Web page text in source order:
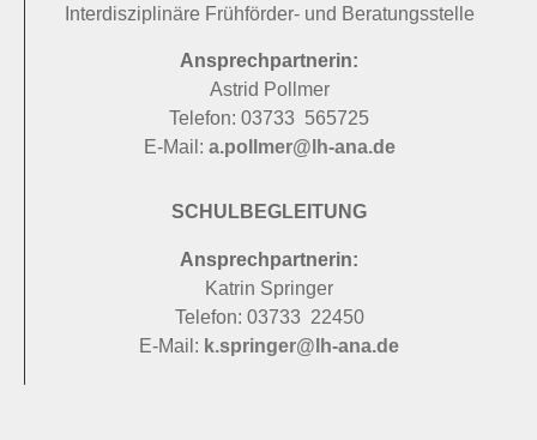
Interdisziplinäre Frühförder- und Beratungsstelle
Ansprechpartnerin:
Astrid Pollmer
Telefon: 03733 565725
E-Mail: a.pollmer@lh-ana.de
SCHULBEGLEITUNG
Ansprechpartnerin:
Katrin Springer
Telefon: 03733 22450
E-Mail: k.springer@lh-ana.de